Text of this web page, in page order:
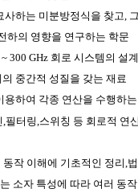
사하는 미분방정식을 찾고,
하의 영향을 연구하는 학문
300 GHz 회로 시스템의 설
중간적 성질을 갖는 재료
용하여 각종 연산을 수행하
,필터링,스위칭 등 회로적 연
동작 이해에 기초적인 정리,
소자 특성에 따라 여러 동